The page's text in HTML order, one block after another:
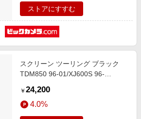
ストアにすすむ
スクリーン ツーリング ブラック
TDM850 96-01/XJ600S 96-
￥ 24,200
4.0%